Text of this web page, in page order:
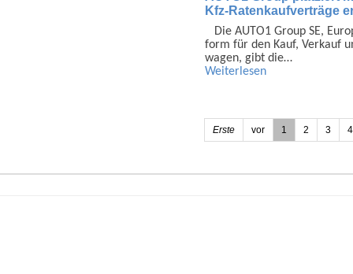
Kfz-Ratenkaufverträge
Die AUTO1 Group SE,
form für den Kauf, Verkauf
wagen, gibt die…
Weiterlesen
Erste vor 1 2 3 4